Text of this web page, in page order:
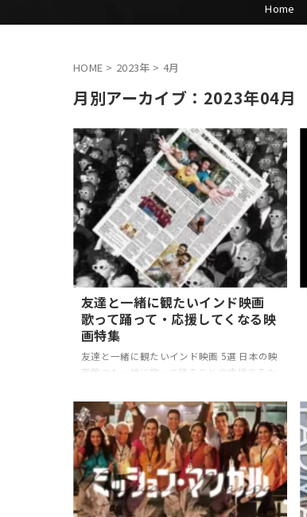
Home
HOME > 2023年 > 4月
月別アーカイブ：2023年04月
友達と一緒に観たいインド映画
歌って踊って・応援してくなる映
画特集
友達と一緒に観たいインド映画 5選 日本の映
画館でも一緒に歌って踊ることや応援するな
映」が行われてる映画館が増えています。そ
んな、友達と一緒に歌いたくなったり踊りた
くなる、応援しながらみたくなるような映画
をまとめました。友達と映画を観る際の参考
にしてみてはいかがでしょうか 1. 一緒に声
を出しで盛り上がりたい映画 RRR 「度肝を
抜かれるアクション」と「高いレベルの物